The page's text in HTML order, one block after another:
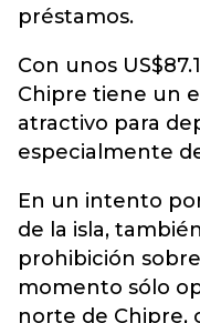
préstamos.
Con unos
Chipre tiene un
atractivo para
especialmente
En un intento
de la isla,
prohibición
momento sólo
norte de Chipre,